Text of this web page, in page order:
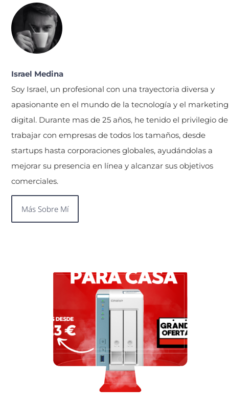
Israel Medina
Soy Israel, un profesional con una trayectoria diversa y
apasionante en el mundo de la tecnología y el marketing
digital. Durante mas de 25 años, he tenido el privilegio de
trabajar con empresas de todos los tamaños, desde
startups hasta corporaciones globales, ayudándolas a
mejorar su presencia en línea y alcanzar sus objetivos
comerciales.
Más Sobre Mí